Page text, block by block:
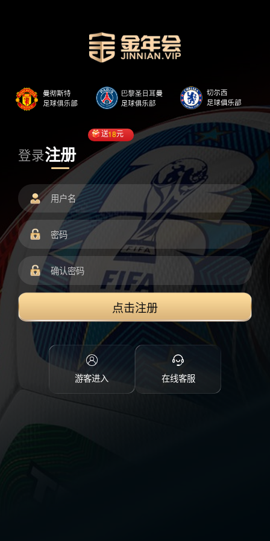
登录注册
送18元
点击注册
游客进入 在线客服